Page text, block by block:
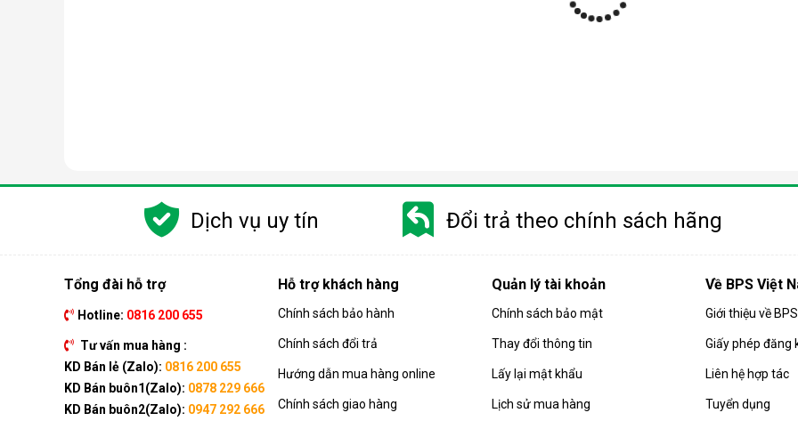
Nguyên lý hoạt động của máy lọc nước RO
Công nghệ RO dựa trên quá trình thẩm thấu ngược, trong đó nước được ép qua một màng lọc bán thấm nhờ áp lực
đi qua, giữ lại gần như hoàn toàn tạp chất, vi khuẩn, virus, chất rắn hòa tan hay kim loại nặng.
Quá trình này đòi hỏi nguồn nước phải được đẩy lên áp suất cao hơn áp suất thẩm thấu tự nhiên, nhờ bơm tăng áp
Dịch vụ uy tín Đổi trả theo chính sách hãng
Tổng đài hỗ trợ
Hotline: 0816 200 655
Tư vấn mua hàng :
KD Bán lẻ (Zalo): 0816 200 655
KD Bán buôn1(Zalo): 0878 229 666
KD Bán buôn2(Zalo): 0947 292 666
Hỗ trợ khách hàng
Chính sách bảo hành
Chính sách đổi trả
Hướng dẫn mua hàng online
Chính sách giao hàng
Quản lý tài khoản
Chính sách bảo mật
Thay đổi thông tin
Lấy lại mật khẩu
Lịch sử mua hàng
Về BPS Việt
Giới thiệu về
Giấy phép đăng
Liên hệ hợp tác
Tuyển dụng